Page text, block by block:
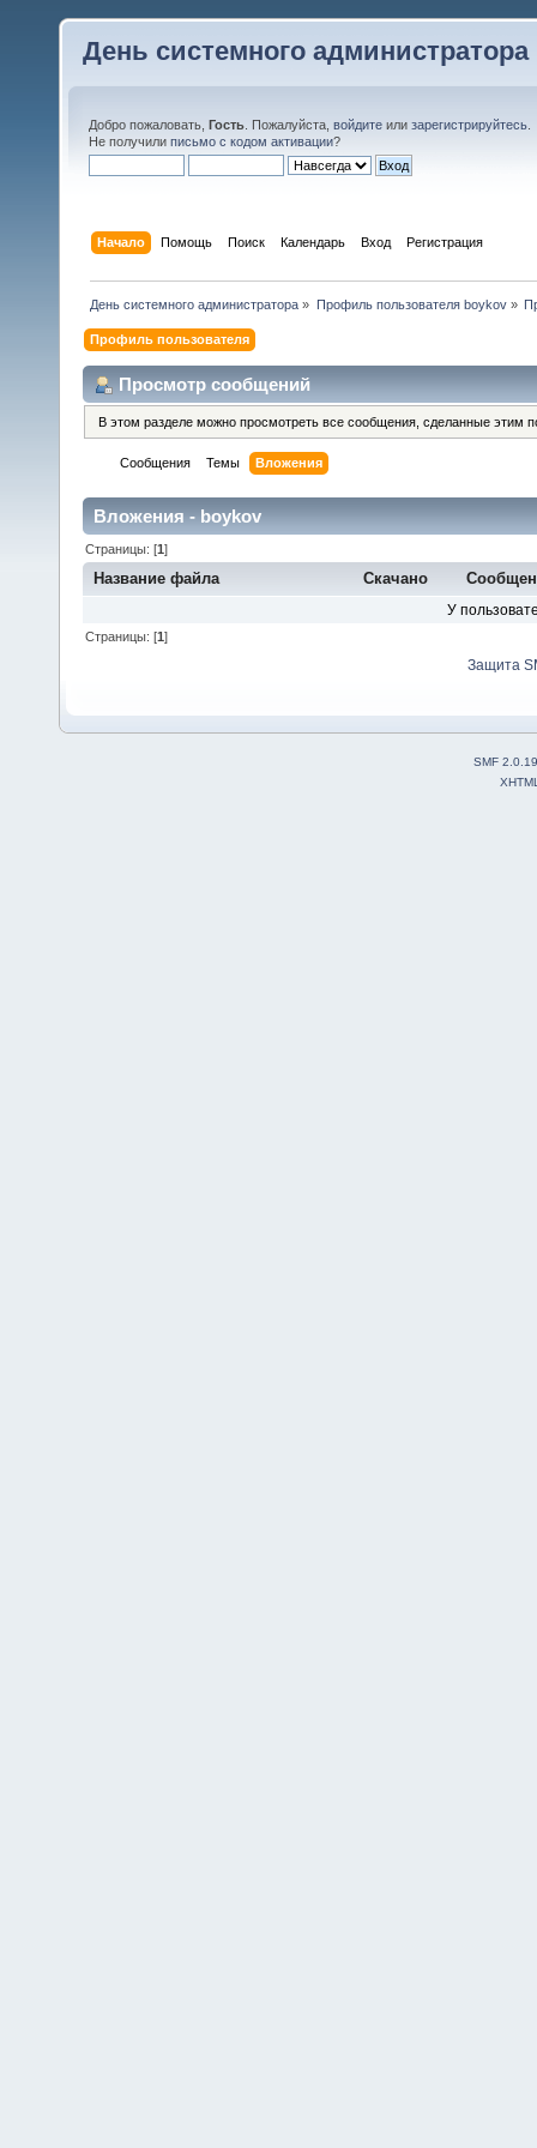
День системного администратора
Добро пожаловать, Гость . Пожалуйста, войдите или зарегистрируйтесь
Не получили письмо с кодом активации?
Начало Помощь Поиск Календарь Вход Регистрация
День системного администратора » Профиль пользователя boykov»
Профиль пользователя
Просмотр сообщений
В этом разделе можно просмотреть все сообщения, сделанные этим
Сообщения Темы Вложения
Вложения - boykov
Страницы: [1]
Название файла Скачано
У
Страницы: [1]
Защита
SMF 2.0.19